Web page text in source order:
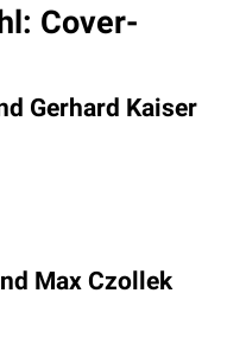
Cover-
Gerhard Kaiser
Max Czollek